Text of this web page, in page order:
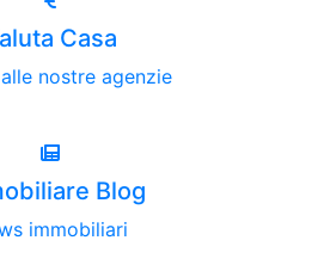
Casa
nostre agenzie
Blog
immobiliari